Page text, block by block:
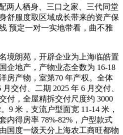
两人栖身、三口之家、三代同堂
舒服度取区域成长带来的资产保
预定一对一实地带看，曲不雅
朗苑，开辟企业为上海临皓置
企地产，产物业态全数为 16-18
房产物，室第70 年产权。全体
交付、二期 2025 年 6 月交付、
付，全屋精拆交付尺度约 3000
9 米，支流户型面宽 11-14 米，
内得房率 78%-82%，户型款式
国度一级天分上海农工商旺都物